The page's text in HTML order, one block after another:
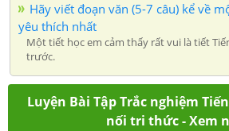
Hãy viết đoạn văn (5-7 câu) kể về
yêu thích nhất
Một tiết học em cảm thấy rất vui là tiết
trước.
Luyện Bài Tập Trắc nghiệm
nối tri thức - Xem